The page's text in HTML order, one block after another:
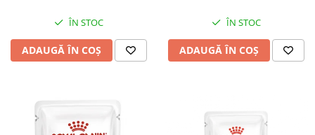
ÎN STOC
ADAUGĂ ÎN COȘ
ÎN STOC
ADAUGĂ ÎN COȘ